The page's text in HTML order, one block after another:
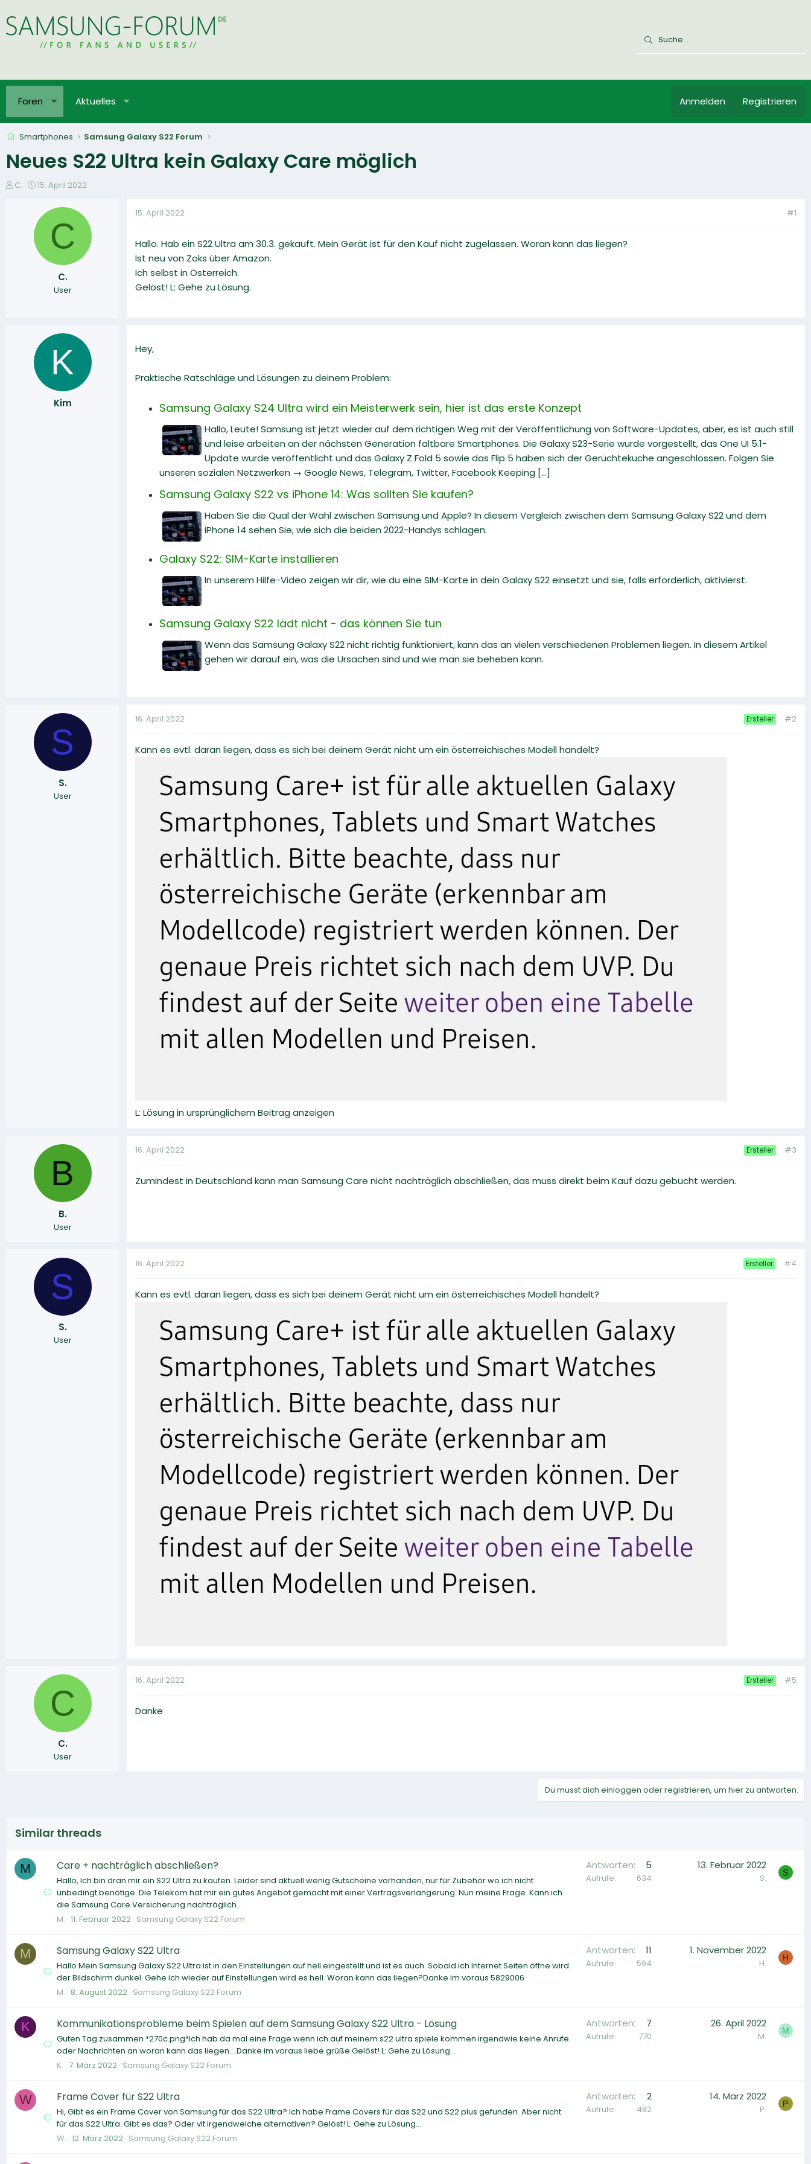
Foren Aktuelles Anmelden Registrieren
Smartphones Samsung Galaxy S22 Forum
Neues S22 Ultra kein Galaxy Care möglich
E
C.
E
t
15. April 2022
C
C.
User
15. April 2022 #1
Hallo. Hab ein S22 Ultra am 30.3. gekauft. Mein Gerät ist für den Kauf nicht zugelassen. Woran kann das liegen?
Ist neu von Zoks über Amazon.
Ich selbst in Österreich.
Gelöst! L: Gehe zu Lösung.
K
Kim
Hey,
Praktische Ratschläge und Lösungen zu deinem Problem:
Samsung Galaxy S24 Ultra wird ein Meisterwerk sein, hier ist das erste Konzept
Hallo, Leute! Samsung ist jetzt wieder auf dem richtigen Weg mit der Veröffentlichung von Software-Updates, aber, es ist auch still
und leise arbeiten an der nächsten Generation faltbare Smartphones. Die Galaxy S23-Serie wurde vorgestellt, das One UI 5.1-
Update wurde veröffentlicht und das Galaxy Z Fold 5 sowie das Flip 5 haben sich der Gerüchteküche angeschlossen. Folgen Sie
unseren sozialen Netzwerken → Google News, Telegram, Twitter, Facebook Keeping [...]
Samsung Galaxy S22 vs iPhone 14: Was sollten Sie kaufen?
Haben Sie die Qual der Wahl zwischen Samsung und Apple? In diesem Vergleich zwischen dem Samsung Galaxy S22 und dem
iPhone 14 sehen Sie, wie sich die beiden 2022-Handys schlagen.
Galaxy S22: SIM-Karte installieren
In unserem Hilfe-Video zeigen wir dir, wie du eine SIM-Karte in dein Galaxy S22 einsetzt und sie, falls erforderlich, aktivierst.
Samsung Galaxy S22 lädt nicht - das können Sie tun
Wenn das Samsung Galaxy S22 nicht richtig funktioniert, kann das an vielen verschiedenen Problemen liegen. In diesem Artikel
gehen wir darauf ein, was die Ursachen sind und wie man sie beheben kann.
S
S.
User
16. April 2022 Ersteller #2
Kann es evtl. daran liegen, dass es sich bei deinem Gerät nicht um ein österreichisches Modell handelt?
L: Lösung in ursprünglichem Beitrag anzeigen
B
B.
User
16. April 2022 Ersteller #3
Zumindest in Deutschland kann man Samsung Care nicht nachträglich abschließen, das muss direkt beim Kauf dazu gebucht werden.
S
S.
User
16. April 2022 Ersteller #4
Kann es evtl. daran liegen, dass es sich bei deinem Gerät nicht um ein österreichisches Modell handelt?
C
C.
User
16. April 2022 Ersteller #5
Danke
Du musst dich einloggen oder registrieren, um hier zu antworten.
Similar threads
M Care + nachträglich abschließen?
Hallo, Ich bin dran mir ein S22 Ultra zu kaufen. Leider sind aktuell wenig Gutscheine vorhanden, nur für Zubehör wo ich nicht
unbedingt benötige. Die Telekom hat mir ein gutes Angebot gemacht mit einer Vertragsverlängerung. Nun meine Frage. Kann ich
die Samsung Care Versicherung nachträglich...
M. 11. Februar 2022 Samsung Galaxy S22 Forum
Antworten 5
Aufrufe 634
13. Februar 2022
S. S
M Samsung Galaxy S22 Ultra
Hallo Mein Samsung Galaxy S22 Ultra ist in den Einstellungen auf hell eingestellt und ist es auch. Sobald ich Internet Seiten öffne wird
der Bildschirm dunkel. Gehe ich wieder auf Einstellungen wird es hell. Woran kann das liegen?Danke im voraus 5829006
M. 8. August 2022 Samsung Galaxy S22 Forum
Antworten 11
Aufrufe 594
1. November 2022
H. H
K Kommunikationsprobleme beim Spielen auf dem Samsung Galaxy S22 Ultra - Lösung
Guten Tag zusammen *270c.png*Ich hab da mal eine Frage wenn ich auf meinem s22 ultra spiele kommen irgendwie keine Anrufe
oder Nachrichten an woran kann das liegen....Danke im voraus liebe grüße Gelöst! L: Gehe zu Lösung...
K. 7. März 2022 Samsung Galaxy S22 Forum
Antworten 7
Aufrufe 770
26. April 2022
M. M
W Frame Cover für S22 Ultra
Hi, Gibt es ein Frame Cover von Samsung für das S22 Ultra? Ich habe Frame Covers für das S22 und S22 plus gefunden. Aber nicht
für das S22 Ultra. Gibt es das? Oder vlt irgendwelche alternativen? Gelöst! L: Gehe zu Lösung...
W. 12. März 2022 Samsung Galaxy S22 Forum
Antworten 2
Aufrufe 482
14. März 2022
P. P